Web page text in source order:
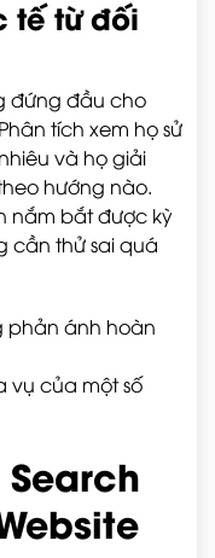
tế từ đối
đứng đầu cho
tích xem họ sử
và họ giải
hướng nào.
nắm bắt được kỳ
cần thử sai quá
phản ánh hoàn
vụ của một số
Search